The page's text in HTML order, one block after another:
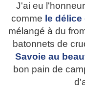
J'ai eu
comme le
mélangé à du
batonnets de
Savoie au
bon pain de